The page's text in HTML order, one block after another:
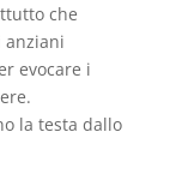
che
anziani
evocare i
la testa dallo